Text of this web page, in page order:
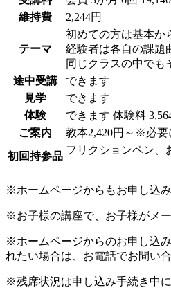
維持費
2,244円
テーマ
初めての方は基本か
経験者は各自の課題
同じクラスの中でも
途中受講
できます
見学
できます
体験
できます 体験料
ご案内
教本2,420円～※必要
初回持参品
フリクションペン、
※ホームページからもお申し込
※お子様の講座で、お子様がメ
※ホームページからのお申し込
れたい場合は、お電話でお問い
※残席状況は申し込み手続き中